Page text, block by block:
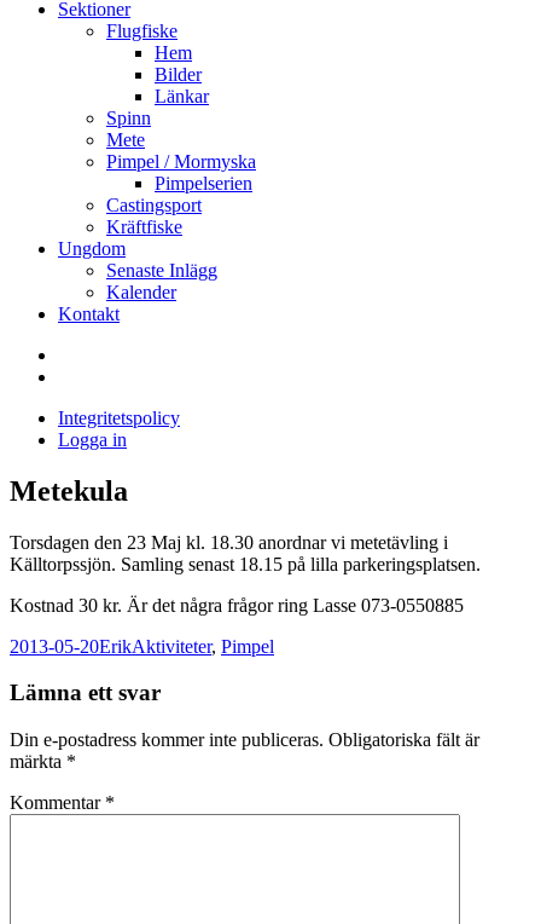
Sektioner
Flugfiske
Hem
Bilder
Länkar
Spinn
Mete
Pimpel / Mormyska
Pimpelserien
Castingsport
Kräftfiske
Ungdom
Senaste Inlägg
Kalender
Kontakt
Sandasjön
Integritetspolicy
Logga in
Metekula
Torsdagen den 23 Maj kl. 18.30 anordnar vi metetävling i
Källtorpssjön. Samling senast 18.15 på lilla parkeringsplatsen.
Kostnad 30 kr. Är det några frågor ring Lasse 073-0550885
Postat
2013-05-20Författare
ErikKategorier
Aktiviteter, Pimpel
Lämna ett svar
Din e-postadress kommer inte publiceras. Obligatoriska fält är
märkta *
Kommentar *